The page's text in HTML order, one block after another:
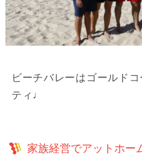
ビーチバレーはゴールド
ティ♩
家族経営でアットホー